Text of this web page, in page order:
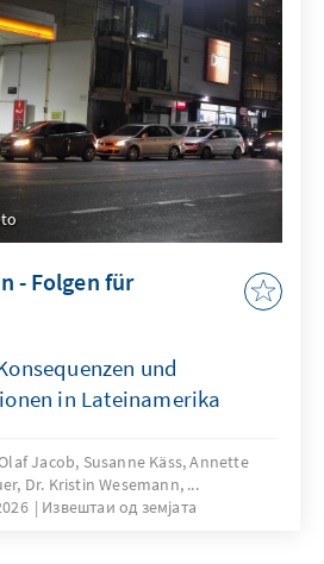
- Folgen für
und
in Lateinamerika
Jacob, Susanne Käss, Annette
Dr. Kristin Wesemann, ...
Извештаи од земјата